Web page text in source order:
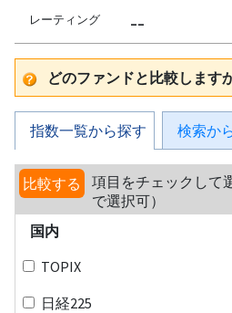
レーティング --
どのファンドと比較します
指数一覧から探す 検索か
比較する
項目をチェックして
で選択可）
国内
TOPIX
日経225